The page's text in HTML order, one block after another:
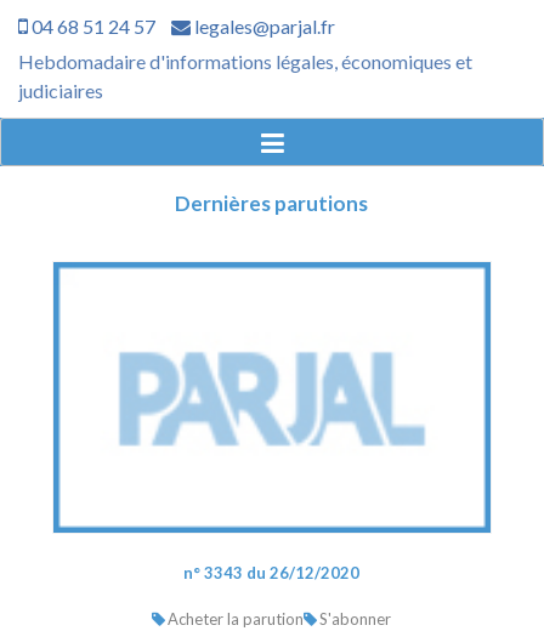
04 68 51 24 57
legales@parjal.fr
Hebdomadaire d'informations légales, économiques et
judiciaires
Dernières parutions
n° 3343 du 26/12/2020
Acheter la parution S'abonner